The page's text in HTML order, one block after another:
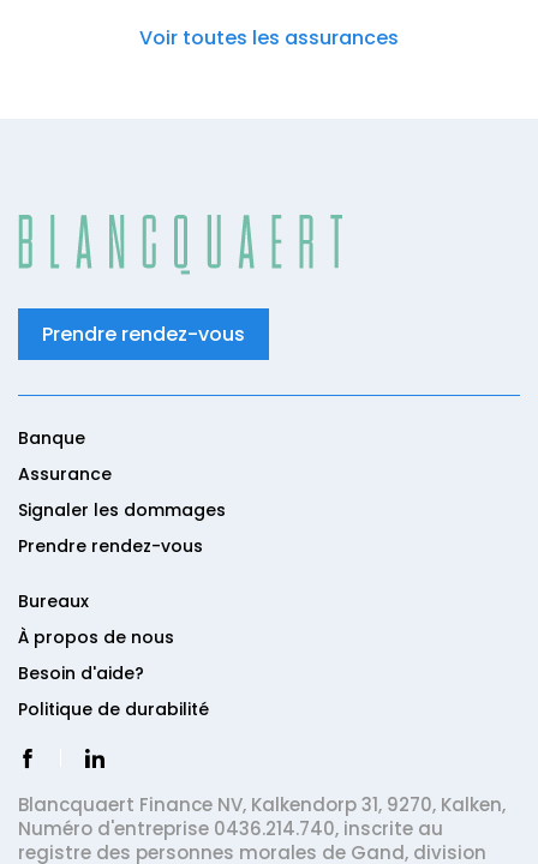
Voir toutes les assurances
Prendre rendez-vous
Banque
Assurance
Signaler les dommages
Prendre rendez-vous
Bureaux
À propos de nous
Besoin d'aide?
Politique de durabilité
Blancquaert Finance NV, Kalkendorp 31, 9270, Kalken,
Numéro d'entreprise 0436.214.740, inscrite au
registre des personnes morales de Gand, division